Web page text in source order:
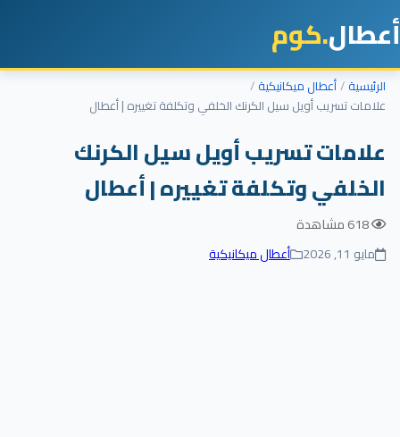
أعطال.كوم
الرئيسية أعطال ميكانيكية
علامات تسريب أويل سيل الكرنك الخلفي وتكلفة تغييره | أعطال
علامات تسريب أويل سيل الكرنك
الخلفي وتكلفة تغييره | أعطال
مايو 11, 2026 أعطال ميكانيكية